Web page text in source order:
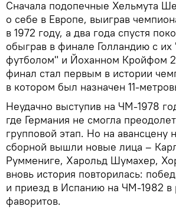
Сначала подопечные Хельмута
о себе в Европе, выиграв
в 1972 году, а два года спустя
обыграв в финале Голландию с
футболом" и Йоханном Кройфом
финал стал первым в истории
в котором был назначен 11-
Неудачно выступив на ЧМ-1978
где Германия не смогла
групповой этап. Но на авансцену
сборной вышли новые лица –
Руммениге, Харольд Шумахер,
вновь история повторилась:
и приезд в Испанию на ЧМ-1982 в
фаворитов.